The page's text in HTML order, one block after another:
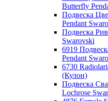
Butterfly
Подвеска
Pendant
Подвеска
Swarovski
6919
Pendant
6730
(Кулон)
Подвеска
Lochrose